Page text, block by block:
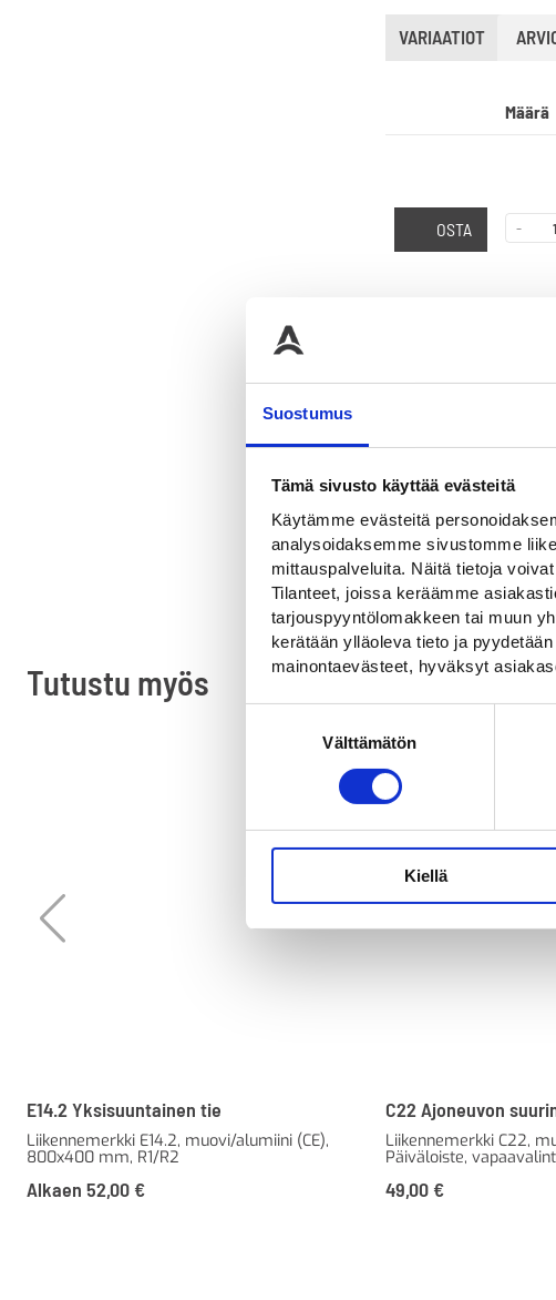
Suostumus
Tämä sivusto käyttää evästeitä
Käytämme evästeitä
analysoidaksemme sivustomme
mittauspalveluita. Näitä tietoja
Tilanteet, joissa keräämme
tarjouspyyntölomakkeen tai muun
kerätään ylläoleva tieto ja
mainontaevästeet, hyväksyt
Välttämätön
Kiellä
VARIAATIOT
Määrä
OSTA -
Tutustu myös
E14.2 Yksisuuntainen tie
Liikennemerkki E14.2, muovi/alumiini (CE),
800x400 mm, R1/R2
Alkaen 52,00 €
C22 Ajoneuvon
Liikennemerkki C22,
Päiväloiste,
49,00 €